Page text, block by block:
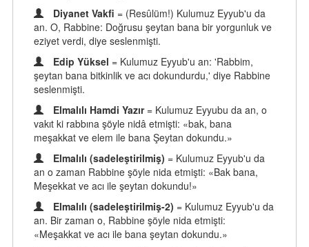
Diyanet Vakfi = (Resûlüm!) Kulumuz Eyyub'u da
an. O, Rabbine: Doğrusu şeytan bana bir yorgunluk ve
eziyet verdi, diye seslenmişti.
Edip Yüksel = Kulumuz Eyyub'u an: 'Rabbim,
şeytan bana bitkinlik ve acı dokundurdu,' diye Rabbine
seslenmişti.
Elmalılı Hamdi Yazır = Kulumuz Eyyubu da an, o
vakıt ki rabbına şöyle nidâ etmişti: «bak, bana
meşakkat ve elem ile bana Şeytan dokundu.»
Elmalılı (sadeleştirilmiş) = Kulumuz Eyyub'u da
an o zaman Rabbine şöyle nida etmişti: «Bak bana,
Meşekkat ve acı ile şeytan dokundu!»
Elmalılı (sadeleştirilmiş-2) = Kulumuz Eyyub'u da
an. Bir zaman o, Rabbine şöyle nida etmişti:
«Meşakkat ve acı ile bana şeytan dokundu.»